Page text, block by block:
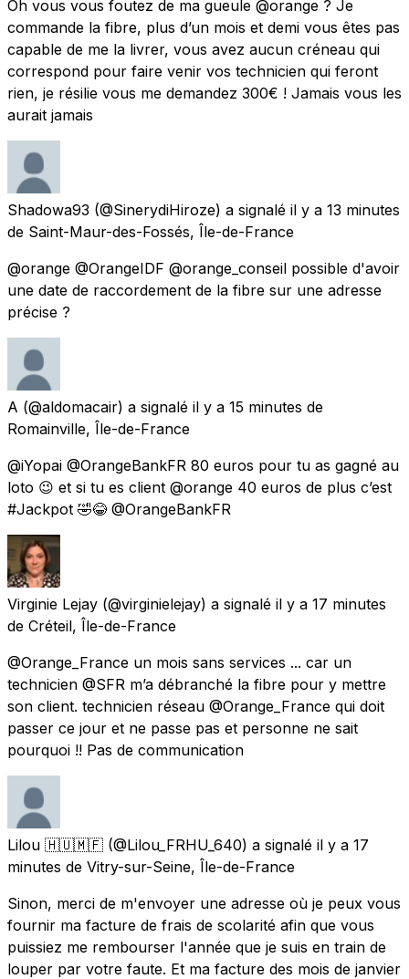
Oh vous vous foutez de ma gueule @orange ? Je
commande la fibre, plus d’un mois et demi vous êtes pas
capable de me la livrer, vous avez aucun créneau qui
correspond pour faire venir vos technicien qui feront
rien, je résilie vous me demandez 300€ ! Jamais vous les
aurait jamais
Shadowa93 (@SinerydiHiroze) a signalé il y a 13 minutes
de Saint-Maur-des-Fossés, Île-de-France
@orange @OrangeIDF @orange_conseil possible d'avoir
une date de raccordement de la fibre sur une adresse
précise ?
A (@aldomacair) a signalé il y a 15 minutes de
Romainville, Île-de-France
@iYopai @OrangeBankFR 80 euros pour tu as gagné au
loto 😉 et si tu es client @orange 40 euros de plus c’est
#Jackpot 🤣😂 @OrangeBankFR
Virginie Lejay (@virginielejay) a signalé il y a 17 minutes
de Créteil, Île-de-France
@Orange_France un mois sans services ... car un
technicien @SFR m’a débranché la fibre pour y mettre
son client. technicien réseau @Orange_France qui doit
passer ce jour et ne passe pas et personne ne sait
pourquoi !! Pas de communication
Lilou 🇭🇺🇲🇫 (@Lilou_FRHU_640) a signalé il y a 17
minutes de Vitry-sur-Seine, Île-de-France
Sinon, merci de m'envoyer une adresse où je peux vous
fournir ma facture de frais de scolarité afin que vous
puissiez me rembourser l'année que je suis en train de
louper par votre faute. Et ma facture des mois de janvier